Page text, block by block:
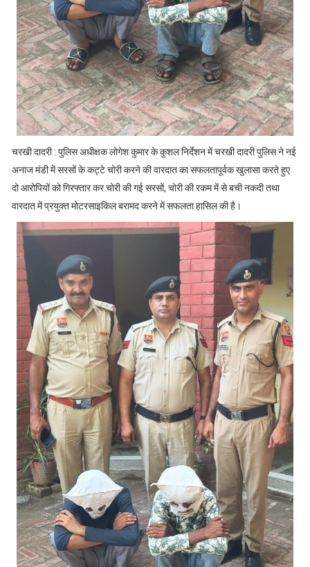
चरखी दादरी : पुलिस अधीक्षक लोगेश कुमार के कुशल निर्देशन में चरखी दादरी पुलिस ने नई
अनाज मंडी में सरसों के कट्टे चोरी करने की वारदात का सफलतापूर्वक खुलासा करते हुए
दो आरोपियों को गिरफ्तार कर चोरी की गई सरसों, चोरी की रकम में से बची नकदी तथा
वारदात में प्रयुक्त मोटरसाइकिल बरामद करने में सफलता हासिल की है।